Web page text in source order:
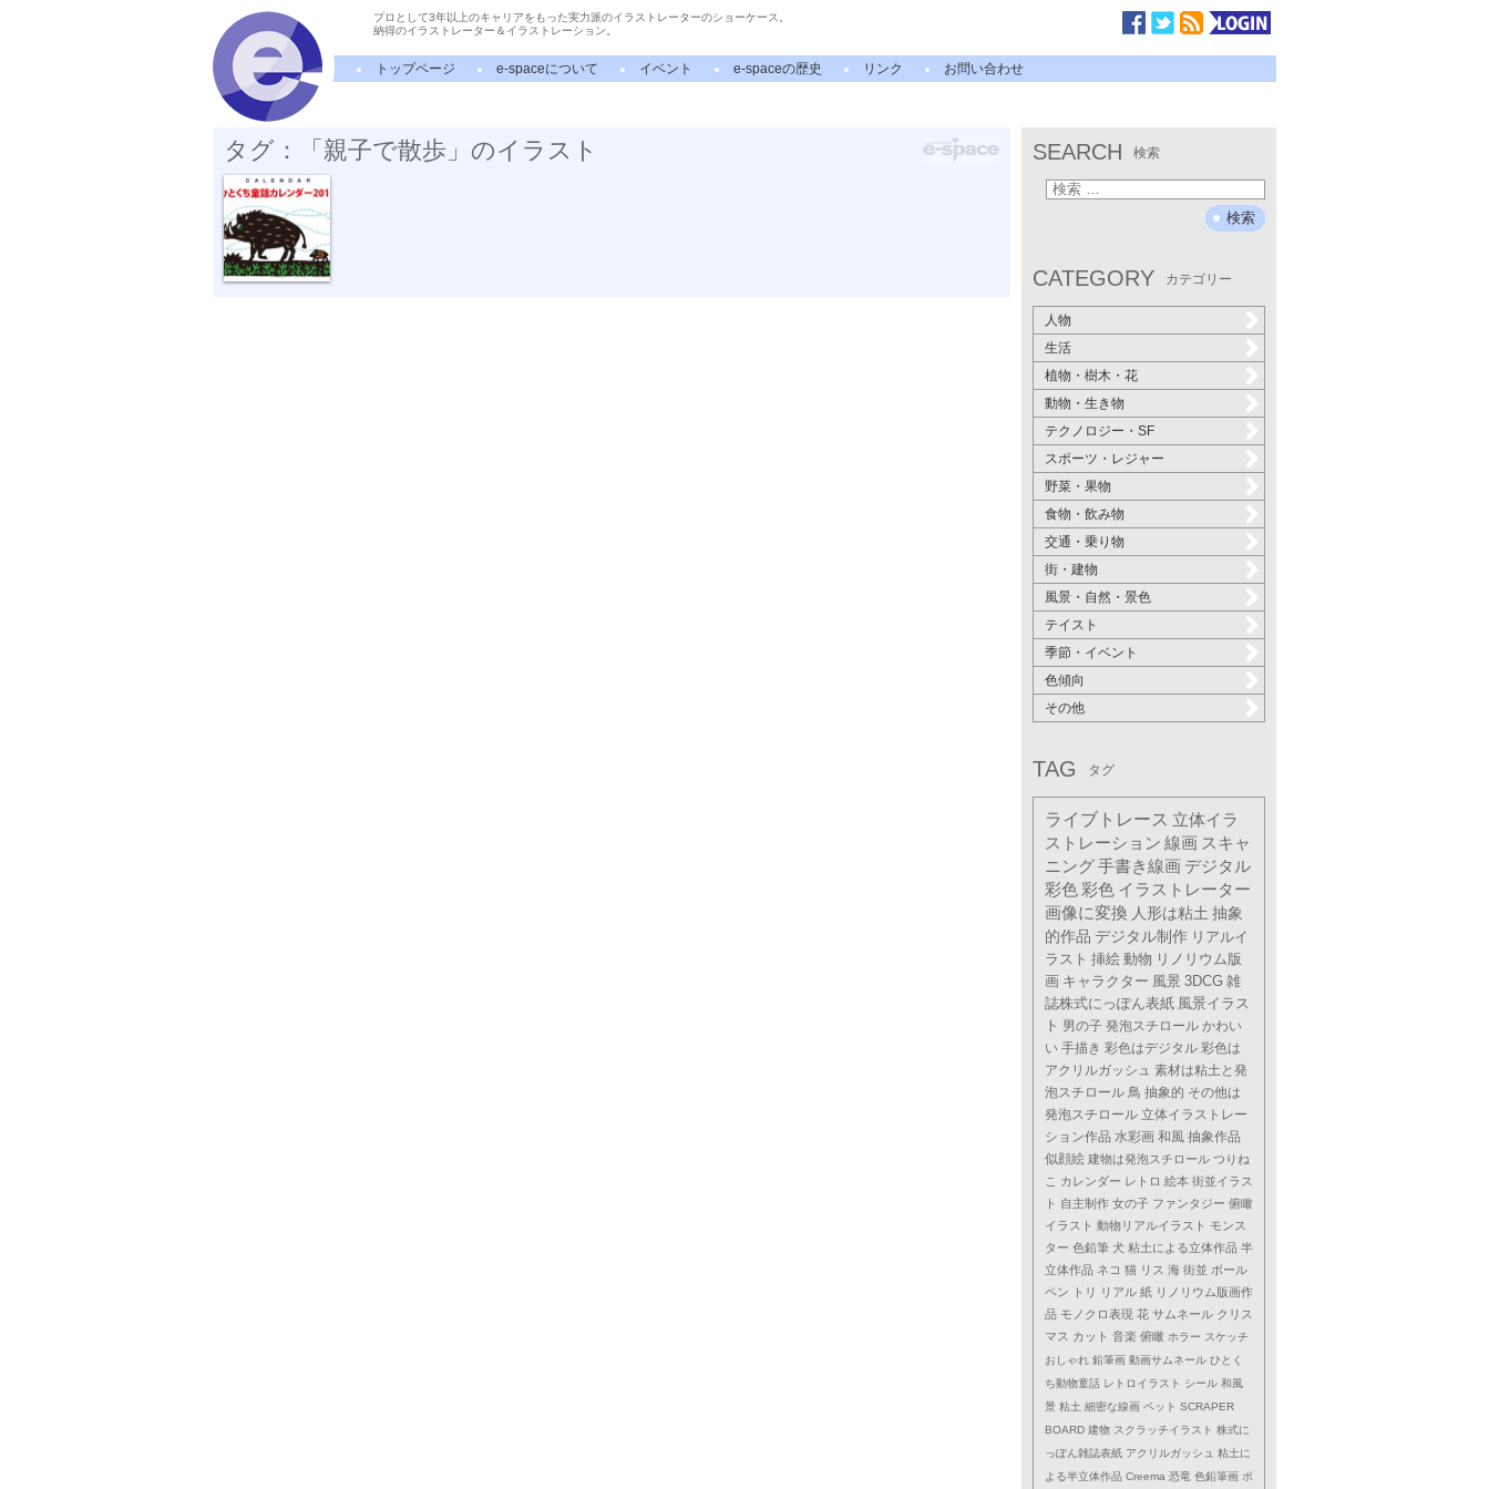
プロとして3年以上のキャリアをもった実力派のイラストレーターのショーケース。
納得のイラストレーター＆イラストレーション。
トップページ e-spaceについて イベント e-spaceの歴史 リンク お問い合わせ
タグ：「親子で散歩」のイラスト
親子で散歩 SEARCH 検索
CATEGORY カテゴリー
人物
生活
植物・樹木・花
動物・生き物
テクノロジー・SF
スポーツ・レジャー
野菜・果物
食物・飲み物
交通・乗り物
街・建物
風景・自然・景色
テイスト
季節・イベント
色傾向
その他
TAG タグ
ライブトレース 立体イラ
ストレーション 線画 スキャ
ニング手書き線画 デジタル
彩色彩色 イラストレーター
画像に変換 人形は粘土 抽象
的作品 デジタル制作 リアルイ
ラスト 挿絵 動物 リノリウム版
画 キャラクター 風景 3DCG 雑
誌株式にっぽん表紙 風景イラス
ト 男の子 発泡スチロール かわい
い 手描き 彩色はデジタル 彩色は
アクリルガッシュ 素材は粘土と発
泡スチロール 鳥 抽象的 その他は
発泡スチロール 立体イラストレー
ション作品 水彩画 和風 抽象作品
似顔絵 建物は発泡スチロール つりね
こ カレンダー レトロ 絵本 街並イラス
ト 自主制作 女の子 ファンタジー 俯瞰
イラスト 動物リアルイラスト モンス
ター 色鉛筆 犬 粘土による立体作品 半
立体作品 ネコ 猫 リス 海 街並 ボール
ペン
トリ リアル 紙 リノリウム版画作
品 モノクロ表現 花 サムネール クリス
マス カット 音楽 俯瞰 ホラー スケッチ
おしゃれ 鉛筆画 動画サムネール ひとく
ち動物童話 レトロイラスト シール 和風
景 粘土 細密な線画 ペット SCRAPER
BOARD 建物 スクラッチイラスト 株式に
っぽん雑誌表紙 アクリルガッシュ 粘土に
よる半立体作品 Creema 恐竜 色鉛筆画 ポ